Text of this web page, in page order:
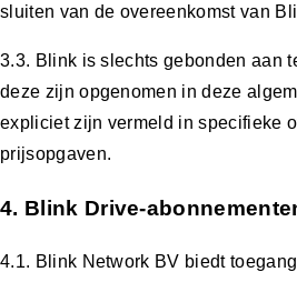
sluiten van de overeenkomst van
3.3. Blink is slechts gebonden aan
deze zijn opgenomen in deze
expliciet zijn vermeld in specifieke
prijsopgaven.
4. Blink Drive-
4.1. Blink Network BV biedt